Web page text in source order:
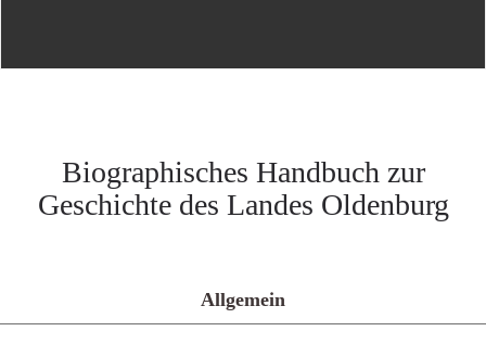
Biographisches Handbuch zur
Geschichte des Landes Oldenburg
Allgemein